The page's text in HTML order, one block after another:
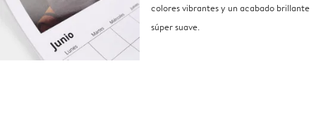
colores vibrantes y un acabado brillante
súper suave.